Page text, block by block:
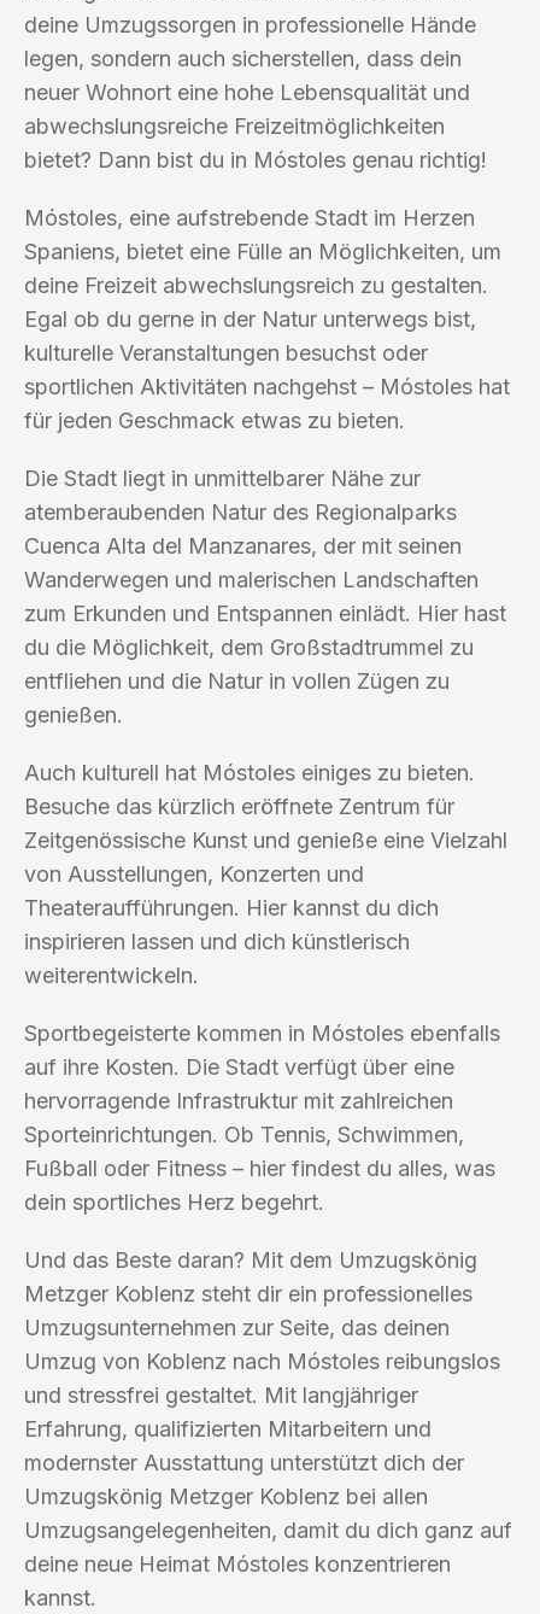
deine Umzugssorgen in professionelle Hände
legen, sondern auch sicherstellen, dass dein
neuer Wohnort eine hohe Lebensqualität und
abwechslungsreiche Freizeitmöglichkeiten
bietet? Dann bist du in Móstoles genau richtig!
Móstoles, eine aufstrebende Stadt im Herzen
Spaniens, bietet eine Fülle an Möglichkeiten, um
deine Freizeit abwechslungsreich zu gestalten.
Egal ob du gerne in der Natur unterwegs bist,
kulturelle Veranstaltungen besuchst oder
sportlichen Aktivitäten nachgehst – Móstoles hat
für jeden Geschmack etwas zu bieten.
Die Stadt liegt in unmittelbarer Nähe zur
atemberaubenden Natur des Regionalparks
Cuenca Alta del Manzanares, der mit seinen
Wanderwegen und malerischen Landschaften
zum Erkunden und Entspannen einlädt. Hier hast
du die Möglichkeit, dem Großstadtrummel zu
entfliehen und die Natur in vollen Zügen zu
genießen.
Auch kulturell hat Móstoles einiges zu bieten.
Besuche das kürzlich eröffnete Zentrum für
Zeitgenössische Kunst und genieße eine Vielzahl
von Ausstellungen, Konzerten und
Theateraufführungen. Hier kannst du dich
inspirieren lassen und dich künstlerisch
weiterentwickeln.
Sportbegeisterte kommen in Móstoles ebenfalls
auf ihre Kosten. Die Stadt verfügt über eine
hervorragende Infrastruktur mit zahlreichen
Sporteinrichtungen. Ob Tennis, Schwimmen,
Fußball oder Fitness – hier findest du alles, was
dein sportliches Herz begehrt.
Und das Beste daran? Mit dem Umzugskönig
Metzger Koblenz steht dir ein professionelles
Umzugsunternehmen zur Seite, das deinen
Umzug von Koblenz nach Móstoles reibungslos
und stressfrei gestaltet. Mit langjähriger
Erfahrung, qualifizierten Mitarbeitern und
modernster Ausstattung unterstützt dich der
Umzugskönig Metzger Koblenz bei allen
Umzugsangelegenheiten, damit du dich ganz auf
deine neue Heimat Móstoles konzentrieren
kannst.